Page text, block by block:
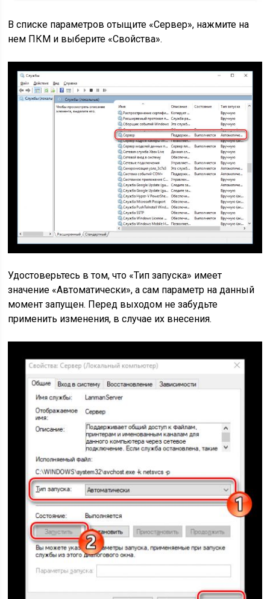
В списке параметров отыщите «Сервер», нажмите на
нем ПКМ и выберите «Свойства».
Удостоверьтесь в том, что «Тип запуска» имеет
значение «Автоматически», а сам параметр на данный
момент запущен. Перед выходом не забудьте
применить изменения, в случае их внесения.